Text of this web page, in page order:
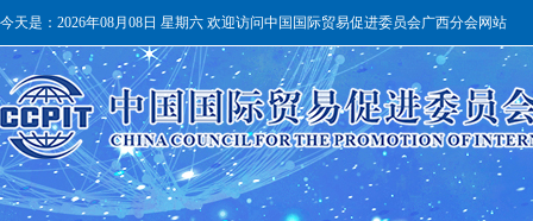
今天是： 2026年08月08日 星期六 欢迎访问中国国际贸易促进委员会广西分会网站